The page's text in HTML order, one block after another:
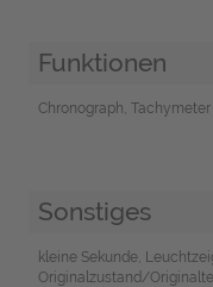
Funktionen
Chronograph, Tachymeter
Sonstiges
kleine Sekunde,
Originalzustand/